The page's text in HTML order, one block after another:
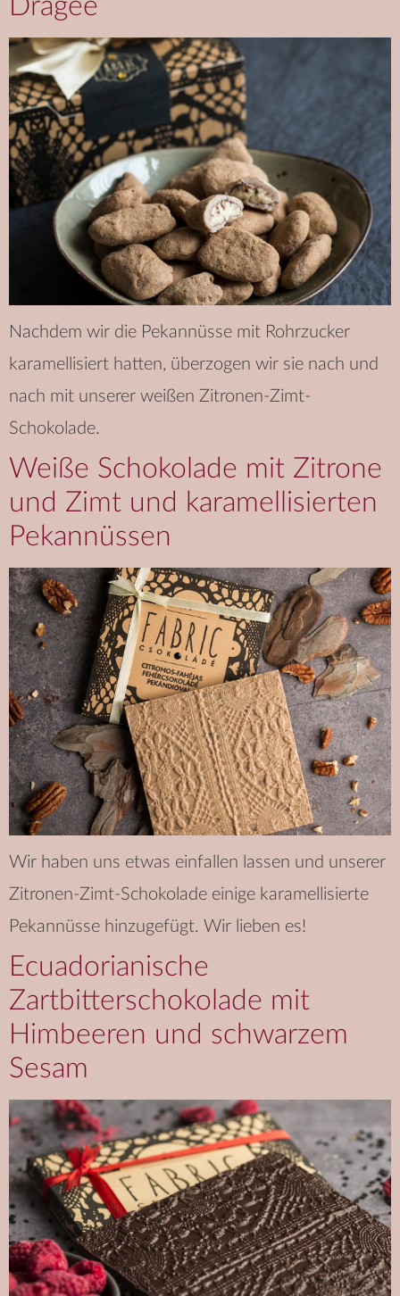
Dragée
Nachdem wir die Pekannüsse mit Rohrzucker
karamellisiert hatten, überzogen wir sie nach und
nach mit unserer weißen Zitronen-Zimt-
Schokolade.
Weiße Schokolade mit Zitrone
und Zimt und karamellisierten
Pekannüssen
Wir haben uns etwas einfallen lassen und unserer
Zitronen-Zimt-Schokolade einige karamellisierte
Pekannüsse hinzugefügt. Wir lieben es!
Ecuadorianische
Zartbitterschokolade mit
Himbeeren und schwarzem
Sesam